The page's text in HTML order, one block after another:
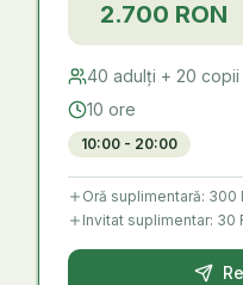
2.700 RON
40 adulți + 20 copii
10 ore
10:00 - 20:00
Oră suplimentară: 300
Invitat suplimentar: 30